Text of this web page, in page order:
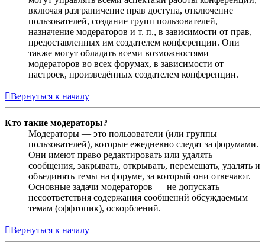
включая разграничение прав доступа, отключение
пользователей, создание групп пользователей,
назначение модераторов и т. п., в зависимости от прав,
предоставленных им создателем конференции. Они
также могут обладать всеми возможностями
модераторов во всех форумах, в зависимости от
настроек, произведённых создателем конференции.
Вернуться к началу
Кто такие модераторы?
Модераторы — это пользователи (или группы
пользователей), которые ежедневно следят за форумами.
Они имеют право редактировать или удалять
сообщения, закрывать, открывать, перемещать, удалять и
объединять темы на форуме, за который они отвечают.
Основные задачи модераторов — не допускать
несоответствия содержания сообщений обсуждаемым
темам (оффтопик), оскорблений.
Вернуться к началу